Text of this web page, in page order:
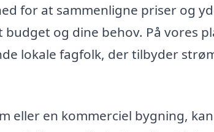
for at sammenligne priser og
og dine behov. På vores
lokale fagfolk, der tilbyder
eller en kommerciel bygning,